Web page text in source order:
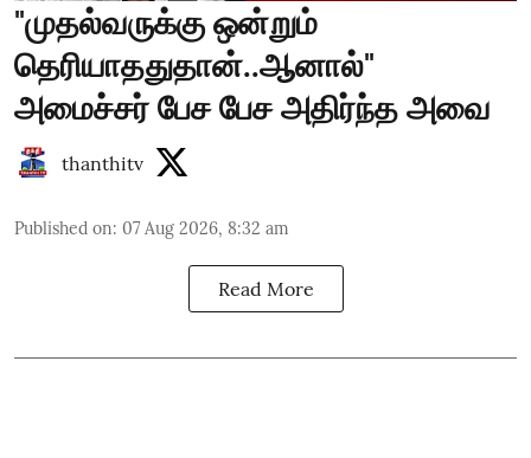
"முதல்வருக்கு ஒன்றும்
தெரியாததுதான்..ஆனால்"
அமைச்சர் பேச பேச அதிர்ந்த அவை
thanthitv
Published on: 07 Aug 2026, 8:32 am
Read More